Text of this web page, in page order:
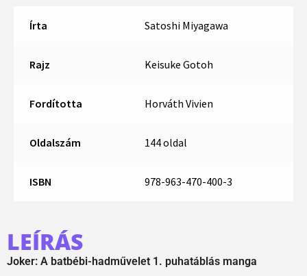
Írta Satoshi Miyagawa
Rajz Keisuke Gotoh
Fordította Horváth Vivien
Oldalszám 144 oldal
ISBN 978-963-470-400-3
LEÍRÁS
Joker: A batbébi-hadművelet 1. puhatáblás manga